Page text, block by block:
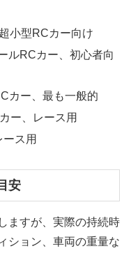
小型RCカー向け
ルRCカー、初心者向
カー、最も一般的
ー、レース用
ース用
安
ますが、実際の持続時
ション、車両の重量な